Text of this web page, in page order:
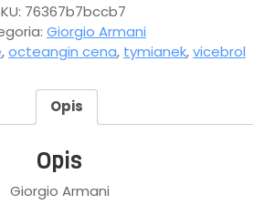
76367b7bccb7
Giorgio Armani
,octeangin cena, tymianek,vicebrol
Opis
Opis
Giorgio Armani